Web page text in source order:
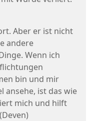
Aber er ist nicht
andere
Wenn ich
bin und mir
ansehe, ist das wie
mich und hilft